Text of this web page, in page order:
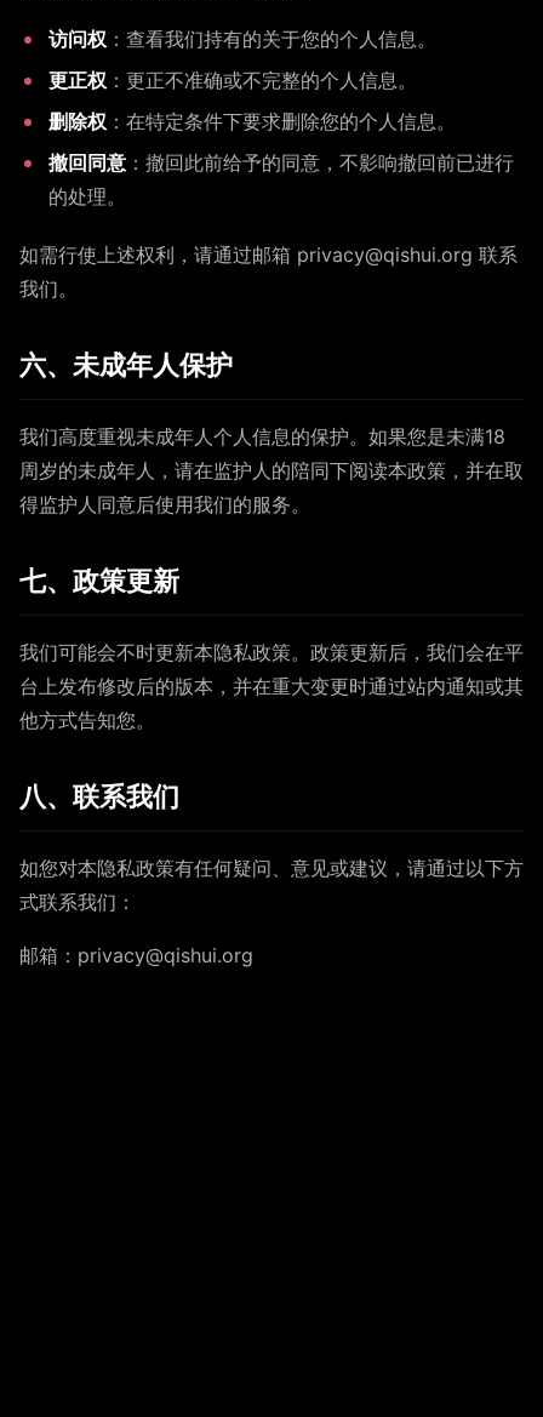
访问权 ：查看我们持有的关于您的个人信息。
更正权 ：更正不准确或不完整的个人信息。
删除权 ：在特定条件下要求删除您的个人信息。
撤回同意 ：撤回此前给予的同意，不影响撤回前已进行
的处理。
如需行使上述权利，请通过邮箱 privacy@qishui.org 联系
我们。
六、未成年人保护
我们高度重视未成年人个人信息的保护。如果您是未满18
周岁的未成年人，请在监护人的陪同下阅读本政策，并在取
得监护人同意后使用我们的服务。
七、政策更新
我们可能会不时更新本隐私政策。政策更新后，我们会在平
台上发布修改后的版本，并在重大变更时通过站内通知或其
他方式告知您。
八、联系我们
如您对本隐私政策有任何疑问、意见或建议，请通过以下方
式联系我们：
邮箱：privacy@qishui.org